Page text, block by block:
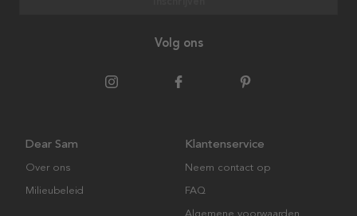
Volg ons
Dear Sam
Over ons
Milieubeleid
Klantenservice
Neem contact op
FAQ